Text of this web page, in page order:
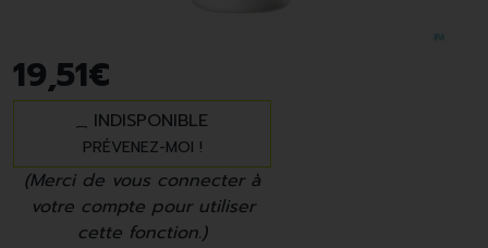
19,51€
INDISPONIBLE
PRÉVENEZ-MOI !
(Merci de vous connecter à
votre compte pour utiliser
cette fonction.)